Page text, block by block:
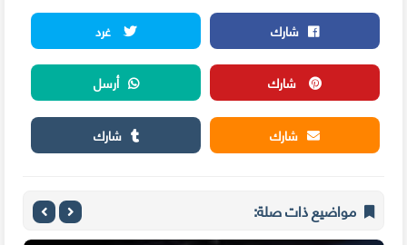
شارك
غرد
شارك
أرسل
شارك
شارك
مواضيع ذات صلة: